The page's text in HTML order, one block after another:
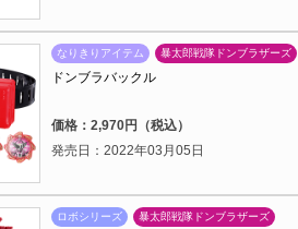
なりきりアイテム 暴太郎戦隊ドンブラザーズ
ドンブラバックル
価格：2,970円（税込）
発売日：2022年03月05日
ロボシリーズ 暴太郎戦隊ドンブラザーズ